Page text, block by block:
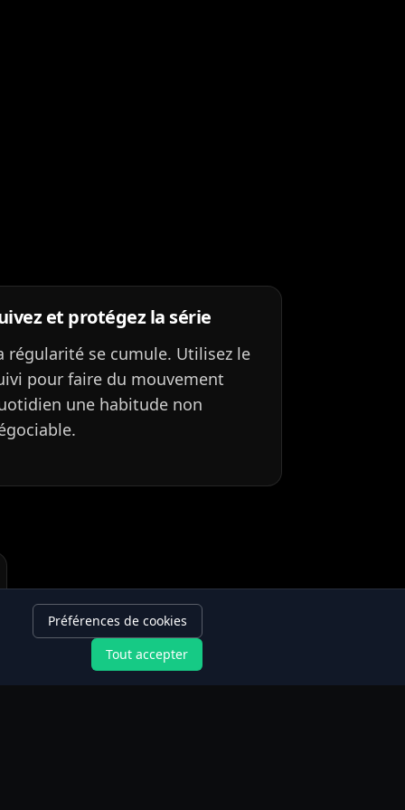
et protégez la série
régularité se cumule. Utilisez le
pour faire du mouvement
une habitude non
Préférences de cookies
Tout accepter